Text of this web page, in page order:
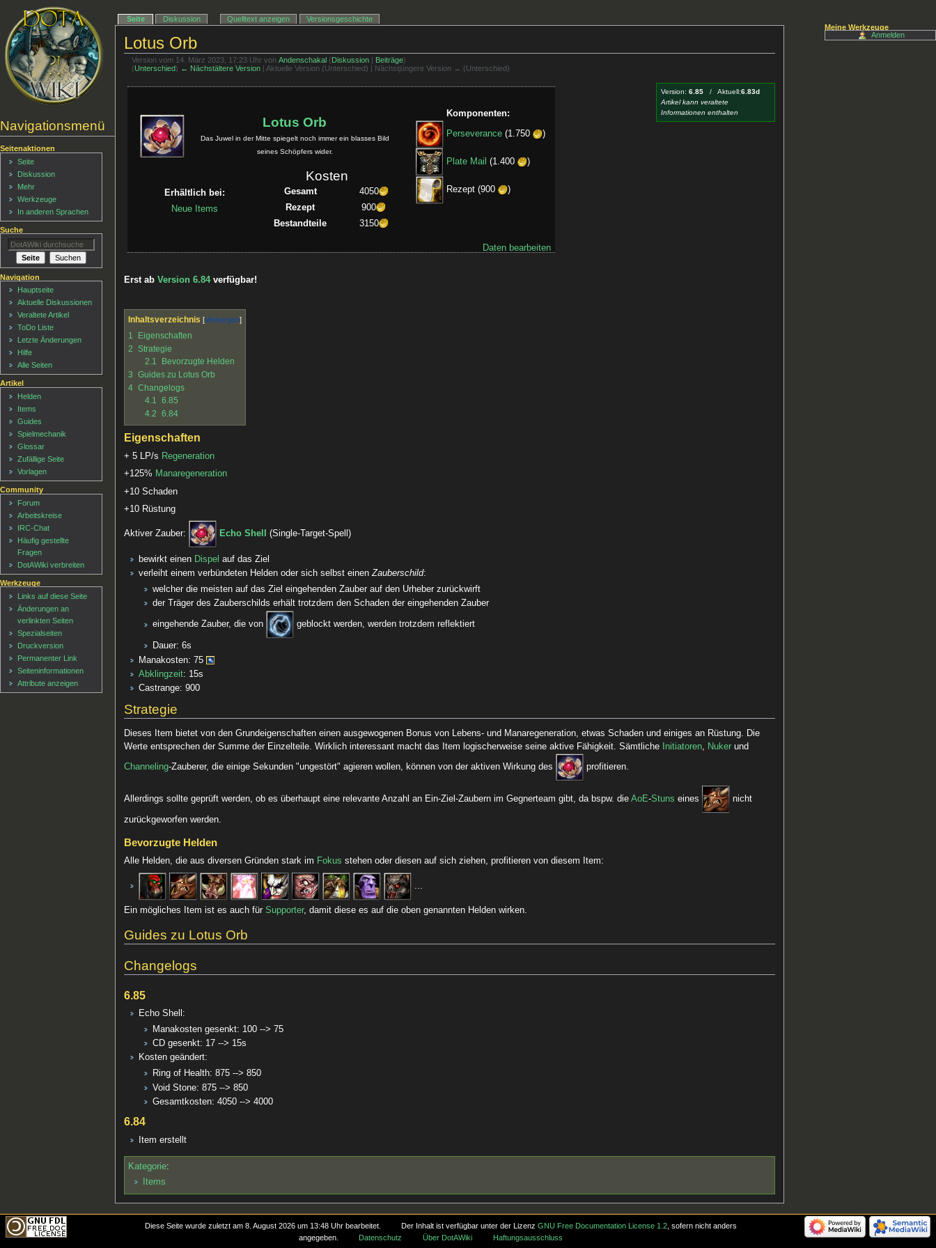
Lotus Orb
Version vom 14. März 2023, 17:23 Uhr von Andenschakal (Diskussion | Beiträge)
(Unterschied) ← Nächstältere Version | Aktuelle Version (Unterschied) | Nächstjüngere Version → (Unterschied)
Version:6.85 / Aktuell:6.83d
Artikel kann veraltete
Informationen enthalten
Lotus Orb
Das Juwel in der Mitte spiegelt noch immer ein blasses Bild
seines Schöpfers wider.
Erhältlich bei:
Neue Items
Kosten
Gesamt
4050
Rezept
900
Bestandteile
3150
Komponenten:
Perseverance (1.750 )
Plate Mail (1.400 )
Rezept (900 )
Daten bearbeiten
Erst abVersion 6.84verfügbar!
Inhaltsverzeichnis
1
Eigenschaften
2 Strategie
2.1
Bevorzugte Helden
3 Guides zu Lotus Orb
4 Changelogs
4.1
6.85
4.2
6.84
Eigenschaften
+ 5 LP/s Regeneration
+125% Manaregeneration
+10 Schaden
+10 Rüstung
Aktiver Zauber: Echo Shell (Single-Target-Spell)
bewirkt einen Dispel auf das Ziel
verleiht einem verbündeten Helden oder sich selbst einenZauberschild:
welcher die meisten auf das Ziel eingehenden Zauber auf den Urheber zurückwirft
der Träger des Zauberschilds erhält trotzdem den Schaden der eingehenden Zauber
eingehende Zauber, die von geblockt werden, werden trotzdem reflektiert
Dauer: 6s
Manakosten: 75
Abklingzeit: 15s
Castrange: 900
Strategie
Dieses Item bietet von den Grundeigenschaften einen ausgewogenen Bonus von Lebens- und Manaregeneration, etwas Schaden und einiges an Rüstung. Die
Werte entsprechen der Summe der Einzelteile. Wirklich interessant macht das Item logischerweise seine aktive Fähigkeit. Sämtliche
Initiatoren Nuker und
Channeling-Zauberer, die einige Sekunden "ungestört" agieren wollen, können von der aktiven Wirkung des profitieren.
Allerdings sollte geprüft werden, ob es überhaupt eine relevante Anzahl an Ein-Ziel-Zaubern im Gegnerteam gibt, da bspw. dieAoE-Stuns eines nicht
zurückgeworfen werden.
Bevorzugte Helden
Alle Helden, die aus diversen Gründen stark im Fokus stehen oder diesen auf sich ziehen, profitieren von diesem Item:
...
Ein mögliches Item ist es auch fürSupporter, damit diese es auf die oben genannten Helden wirken.
Guides zu Lotus Orb
Changelogs
6.85
Echo Shell:
Manakosten gesenkt: 100 --> 75
CD gesenkt: 17 --> 15s
Kosten geändert:
Ring of Health: 875 --> 850
Void Stone: 875 --> 850
Gesamtkosten: 4050 --> 4000
6.84
Item erstellt
Kategorie:
Items
Navigationsmenü
Seite Diskussion Quelltext anzeigen Versionsgeschichte
Seitenaktionen
Seite
Diskussion
Mehr
Werkzeuge
In anderen Sprachen
Meine Werkzeuge
Anmelden
Suche
Navigation
Hauptseite
Aktuelle Diskussionen
Veraltete Artikel
ToDo Liste
Letzte Änderungen
Hilfe
Alle Seiten
Artikel
Helden
Items
Guides
Spielmechanik
Glossar
Zufällige Seite
Vorlagen
Community
Forum
Arbeitskreise
IRC-Chat
Häufig gestellte
Fragen
DotAWiki verbreiten
Werkzeuge
Links auf diese Seite
Änderungen an
verlinkten Seiten
Spezialseiten
Druckversion
Permanenter Link
Seiten­informationen
Attribute anzeigen
Diese Seite wurde zuletzt am 8. August 2026 um 13:48 Uhr bearbeitet. Der Inhalt ist verfügbar unter der LizenzGNU Free Documentation License 1.2 , sofern nicht anders
angegeben.
Datenschutz Über DotAWiki Haftungsausschluss